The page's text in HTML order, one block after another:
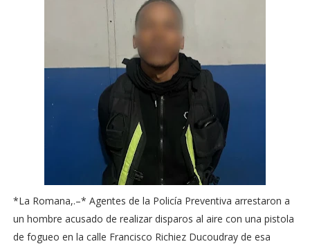
*La Romana,.–* Agentes de la Policía Preventiva arrestaron a
un hombre acusado de realizar disparos al aire con una pistola
de fogueo en la calle Francisco Richiez Ducoudray de esa